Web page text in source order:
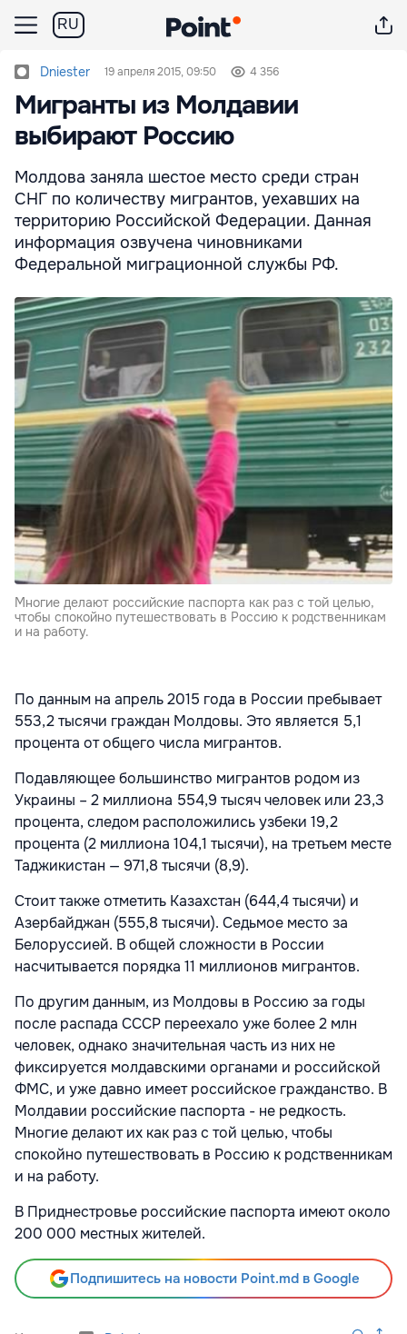
RU
Dniester 19 апреля 2015, 09:50 4 356
Мигранты из Молдавии
выбирают Россию
Молдова заняла шестое место среди стран
СНГ по количеству мигрантов, уехавших на
территорию Российской Федерации. Данная
информация озвучена чиновниками
Федеральной миграционной службы РФ.
Многие делают российские паспорта как раз с той целью,
чтобы спокойно путешествовать в Россию к родственникам
и на работу.
По данным на апрель 2015 года в России пребывает
553,2 тысячи граждан Молдовы. Это является 5,1
процента от общего числа мигрантов.
Подавляющее большинство мигрантов родом из
Украины – 2 миллиона 554,9 тысяч человек или 23,3
процента, следом расположились узбеки 19,2
процента (2 миллиона 104,1 тысячи), на третьем месте
Таджикистан — 971,8 тысячи (8,9).
Стоит также отметить Казахстан (644,4 тысячи) и
Азербайджан (555,8 тысячи). Седьмое место за
Белоруссией. В общей сложности в России
насчитывается порядка 11 миллионов мигрантов.
По другим данным, из Молдовы в Россию за годы
после распада СССР переехало уже более 2 млн
человек, однако значительная часть из них не
фиксируется молдавскими органами и российской
ФМС, и уже давно имеет российское гражданство. В
Молдавии российские паспорта - не редкость.
Многие делают их как раз с той целью, чтобы
спокойно путешествовать в Россию к родственникам
и на работу.
В Приднестровье российские паспорта имеют около
200 000 местных жителей.
Подпишитесь на новости Point.md в Google